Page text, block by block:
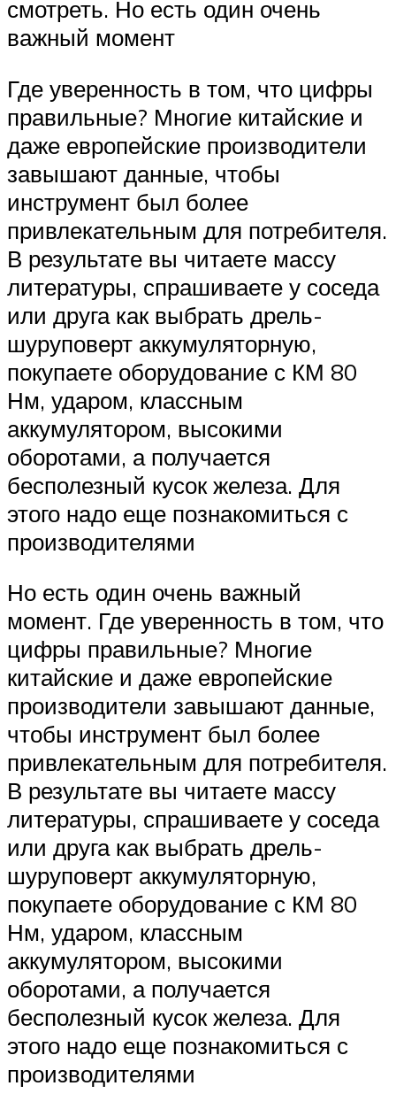
смотреть. Но есть один очень
важный момент
Где уверенность в том, что цифры
правильные? Многие китайские и
даже европейские производители
завышают данные, чтобы
инструмент был более
привлекательным для потребителя.
В результате вы читаете массу
литературы, спрашиваете у соседа
или друга как выбрать дрель-
шуруповерт аккумуляторную,
покупаете оборудование с КМ 80
Нм, ударом, классным
аккумулятором, высокими
оборотами, а получается
бесполезный кусок железа. Для
этого надо еще познакомиться с
производителями
Но есть один очень важный
момент. Где уверенность в том, что
цифры правильные? Многие
китайские и даже европейские
производители завышают данные,
чтобы инструмент был более
привлекательным для потребителя.
В результате вы читаете массу
литературы, спрашиваете у соседа
или друга как выбрать дрель-
шуруповерт аккумуляторную,
покупаете оборудование с КМ 80
Нм, ударом, классным
аккумулятором, высокими
оборотами, а получается
бесполезный кусок железа. Для
этого надо еще познакомиться с
производителями